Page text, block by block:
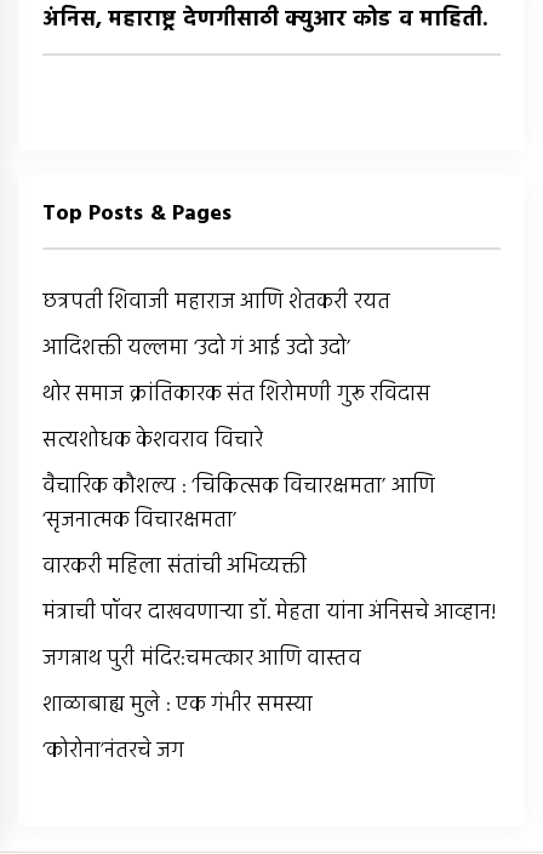
अंनिस, महाराष्ट्र देणगीसाठी क्युआर कोड व माहिती.
Top Posts & Pages
छत्रपती शिवाजी महाराज आणि शेतकरी रयत
आदिशक्ती यल्लमा ‘उदो गं आई उदो उदो’
थोर समाज क्रांतिकारक संत शिरोमणी गुरू रविदास
सत्यशोधक केशवराव विचारे
वैचारिक कौशल्य : ‘चिकित्सक विचारक्षमता’ आणि
‘सृजनात्मक विचारक्षमता’
वारकरी महिला संतांची अभिव्यक्ती
मंत्राची पॉवर दाखवणार्‍या डॉ. मेहता यांना अंनिसचे आव्हान!
जगन्नाथ पुरी मंदिर:चमत्कार आणि वास्तव
शाळाबाह्य मुले : एक गंभीर समस्या
‘कोरोना’नंतरचे जग